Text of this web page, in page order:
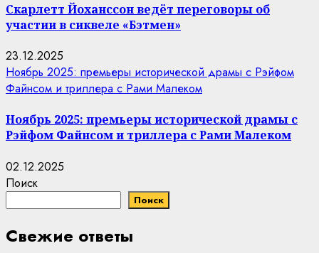
Скарлетт Йоханссон ведёт переговоры об
участии в сиквеле «Бэтмен»
23.12.2025
Ноябрь 2025: премьеры исторической драмы с Рэйфом
Файнсом и триллера с Рами Малеком
Ноябрь 2025: премьеры исторической драмы с
Рэйфом Файнсом и триллера с Рами Малеком
02.12.2025
Поиск
Поиск
Свежие ответы